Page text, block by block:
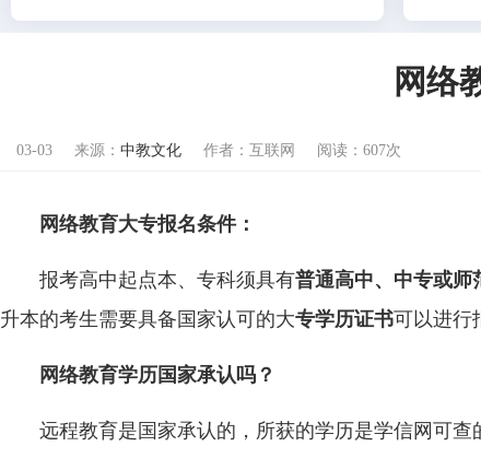
网络
03-03 来源： 中教文化 作者：互联网 阅读：607次
网络教育大专报名条件：
报考高中起点本、专科须具有普通高中、中专或师
升本的考生需要具备国家认可的大专学历证书可以进行
网络教育学历国家承认吗？
远程教育是国家承认的，所获的学历是学信网可